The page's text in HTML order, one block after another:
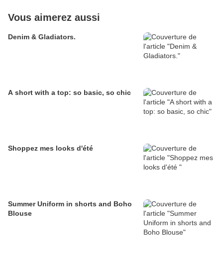
Vous aimerez aussi
Denim & Gladiators.
A short with a top: so basic, so chic
Shoppez mes looks d'été
Summer Uniform in shorts and Boho
Blouse